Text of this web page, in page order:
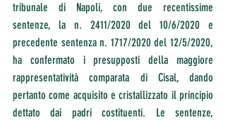
tribunale di Napoli, con due recentissime
sentenze, la n. 2411/2020 del 10/6/2020 e
precedente sentenza n. 1717/2020 del 12/5/2020,
ha confermato i presupposti della maggiore
rappresentatività comparata di Cisal, dando
pertanto come acquisito e cristallizzato il principio
dettato dai padri costituenti. Le sentenze,